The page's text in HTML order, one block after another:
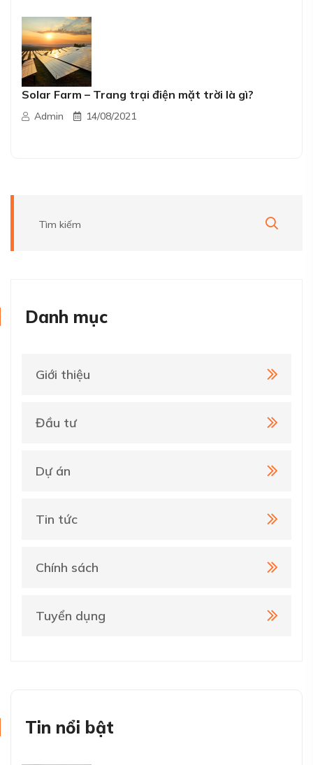
Solar Farm – Trang trại điện mặt trời là gì?
Admin 14/08/2021
Danh mục
Giới thiệu
Đầu tư
Dự án
Tin tức
Chính sách
Tuyển dụng
Tin nổi bật